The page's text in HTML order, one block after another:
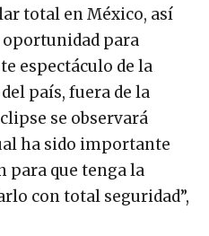
total en México, así
oportunidad para
espectáculo de la
país, fuera de la
se observará
ha sido importante
para que tenga la
con total seguridad”,